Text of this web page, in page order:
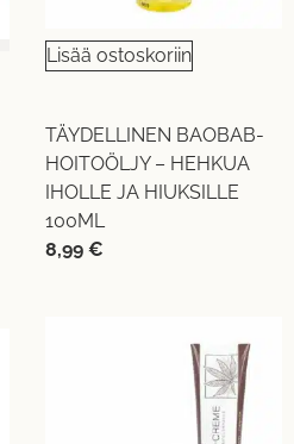
Lisää ostoskoriin
TÄYDELLINEN BAOBAB-
HOITOÖLJY – HEHKUA
IHOLLE JA HIUKSILLE
100ML
8,99 €